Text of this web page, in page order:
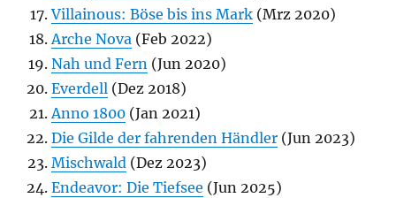
Villainous: Böse bis ins Mark (Mrz 2020)
Arche Nova (Feb 2022)
Nah und Fern (Jun 2020)
Everdell (Dez 2018)
Anno 1800 (Jan 2021)
Die Gilde der fahrenden Händler (Jun 2023)
Mischwald (Dez 2023)
Endeavor: Die Tiefsee (Jun 2025)